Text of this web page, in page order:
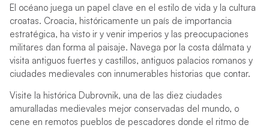
El océano juega un papel clave en el estilo de vida y la cultura
croatas. Croacia, históricamente un país de importancia
estratégica, ha visto ir y venir imperios y las preocupaciones
militares dan forma al paisaje. Navega por la costa dálmata y
visita antiguos fuertes y castillos, antiguos palacios romanos y
ciudades medievales con innumerables historias que contar.
Visite la histórica Dubrovnik, una de las diez ciudades
amuralladas medievales mejor conservadas del mundo, o
cene en remotos pueblos de pescadores donde el ritmo de